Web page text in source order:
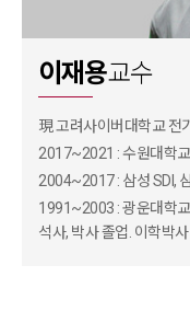
이재용교수
現 고려사이버대학교 전
2017~2021 : 수원대학
2004~2017 : 삼성 SDI,
1991~2003 : 광운대학
석사, 박사 졸업. 이학박사